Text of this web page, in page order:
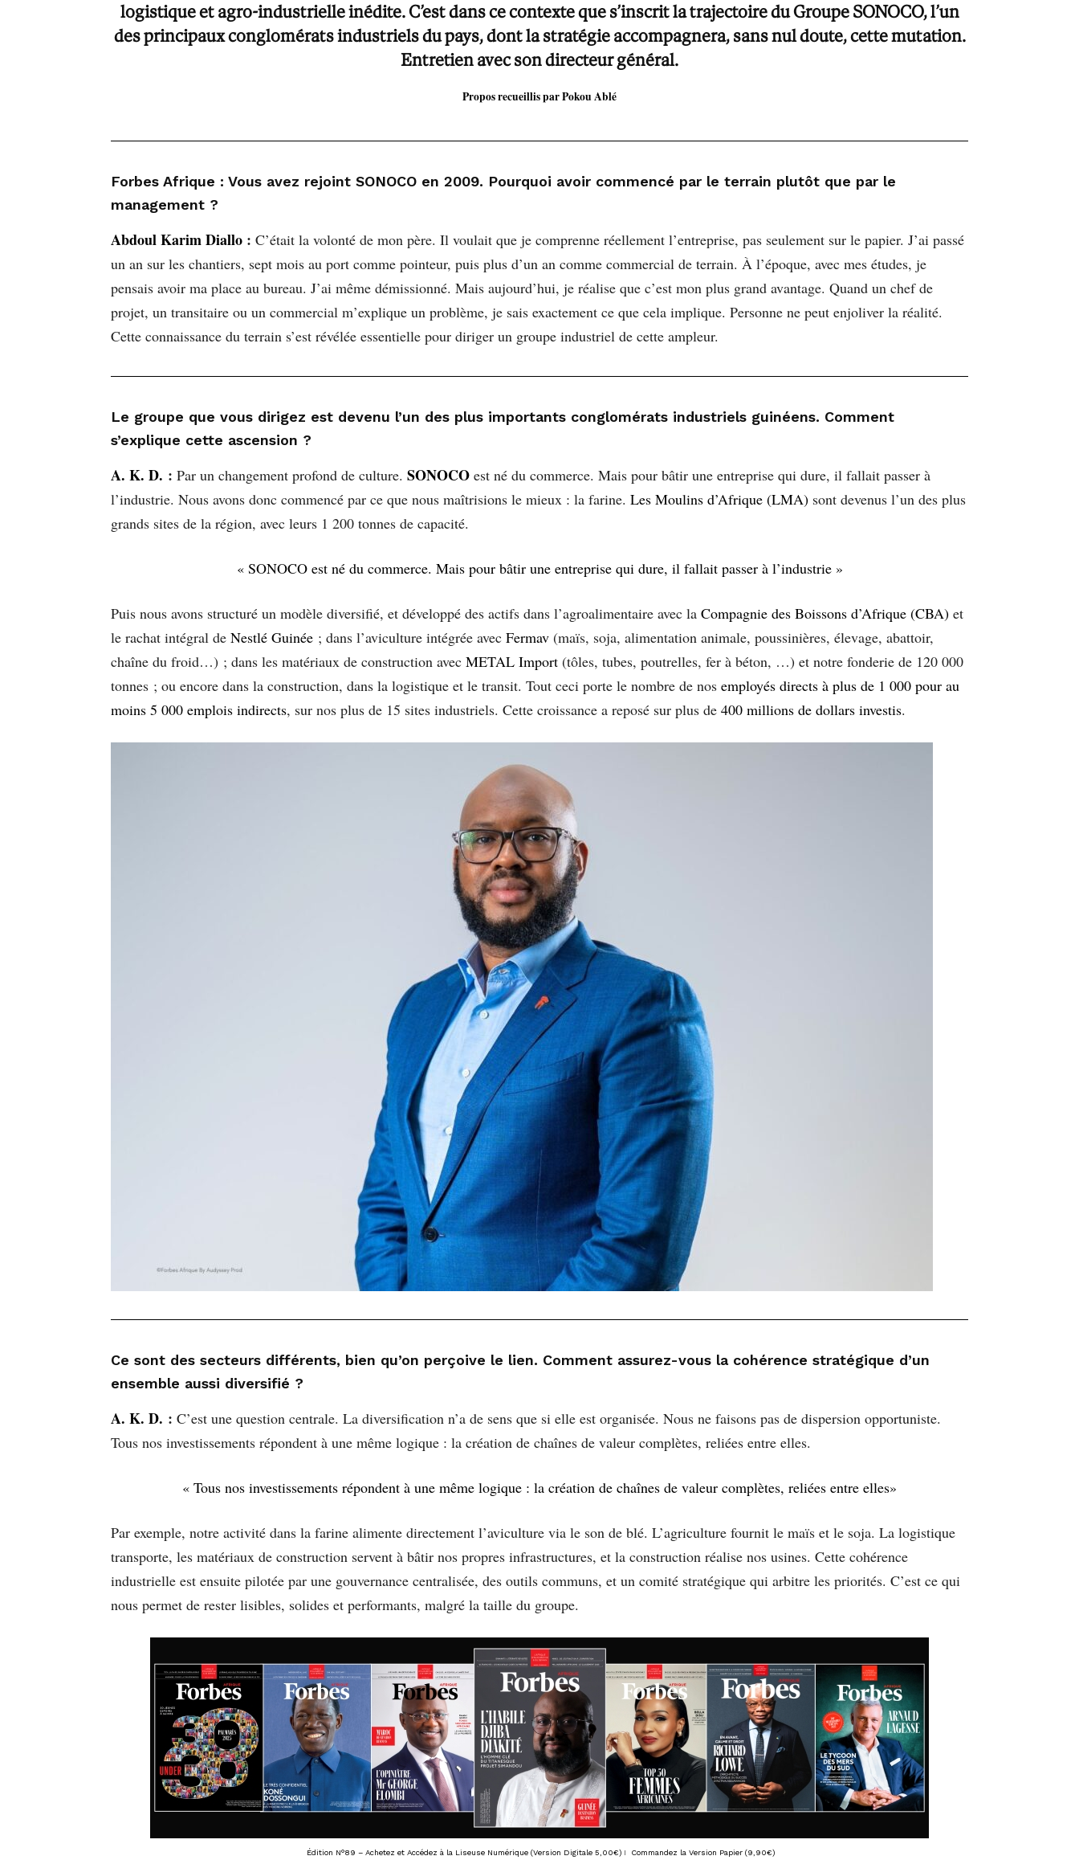
logistique et agro-industrielle inédite. C’est dans ce contexte que s’inscrit la trajectoire du Groupe SONOCO, l’un
des principaux conglomérats industriels du pays, dont la stratégie accompagnera, sans nul doute, cette mutation.
Entretien avec son directeur général.
Propos recueillis par Pokou Ablé
Forbes Afrique : Vous avez rejoint SONOCO en 2009. Pourquoi avoir commencé par le terrain plutôt que par le
management ?
Abdoul Karim Diallo : C’était la volonté de mon père. Il voulait que je comprenne réellement l’entreprise, pas seulement sur le papier. J’ai passé
un an sur les chantiers, sept mois au port comme pointeur, puis plus d’un an comme commercial de terrain. À l’époque, avec mes études, je
pensais avoir ma place au bureau. J’ai même démissionné. Mais aujourd’hui, je réalise que c’est mon plus grand avantage. Quand un chef de
projet, un transitaire ou un commercial m’explique un problème, je sais exactement ce que cela implique. Personne ne peut enjoliver la réalité.
Cette connaissance du terrain s’est révélée essentielle pour diriger un groupe industriel de cette ampleur.
Le groupe que vous dirigez est devenu l’un des plus importants conglomérats industriels guinéens. Comment
s’explique cette ascension ?
A. K. D. : Par un changement profond de culture. SONOCO est né du commerce. Mais pour bâtir une entreprise qui dure, il fallait passer à
l’industrie. Nous avons donc commencé par ce que nous maîtrisions le mieux : la farine. Les Moulins d’Afrique (LMA) sont devenus l’un des plus
grands sites de la région, avec leurs 1 200 tonnes de capacité.
« SONOCO est né du commerce. Mais pour bâtir une entreprise qui dure, il fallait passer à l’industrie »
Puis nous avons structuré un modèle diversifié, et développé des actifs dans l’agroalimentaire avec la Compagnie des Boissons d’Afrique (CBA) et
le rachat intégral de Nestlé Guinée ; dans l’aviculture intégrée avec Fermav (maïs, soja, alimentation animale, poussinières, élevage, abattoir,
chaîne du froid…) ; dans les matériaux de construction avec METAL Import (tôles, tubes, poutrelles, fer à béton, …) et notre fonderie de 120 000
tonnes ; ou encore dans la construction, dans la logistique et le transit. Tout ceci porte le nombre de nos employés directs à plus de 1 000 pour au
moins 5 000 emplois indirects, sur nos plus de 15 sites industriels. Cette croissance a reposé sur plus de 400 millions de dollars investis.
Ce sont des secteurs différents, bien qu’on perçoive le lien. Comment assurez-vous la cohérence stratégique d’un
ensemble aussi diversifié ?
A. K. D. : C’est une question centrale. La diversification n’a de sens que si elle est organisée. Nous ne faisons pas de dispersion opportuniste.
Tous nos investissements répondent à une même logique : la création de chaînes de valeur complètes, reliées entre elles.
« Tous nos investissements répondent à une même logique : la création de chaînes de valeur complètes, reliées entre elles»
Par exemple, notre activité dans la farine alimente directement l’aviculture via le son de blé. L’agriculture fournit le maïs et le soja. La logistique
transporte, les matériaux de construction servent à bâtir nos propres infrastructures, et la construction réalise nos usines. Cette cohérence
industrielle est ensuite pilotée par une gouvernance centralisée, des outils communs, et un comité stratégique qui arbitre les priorités. C’est ce qui
nous permet de rester lisibles, solides et performants, malgré la taille du groupe.
Édition N°89 – Achetez et Accédez à la Liseuse Numérique (Version Digitale 5,00€) I Commandez la Version Papier (9,90€)